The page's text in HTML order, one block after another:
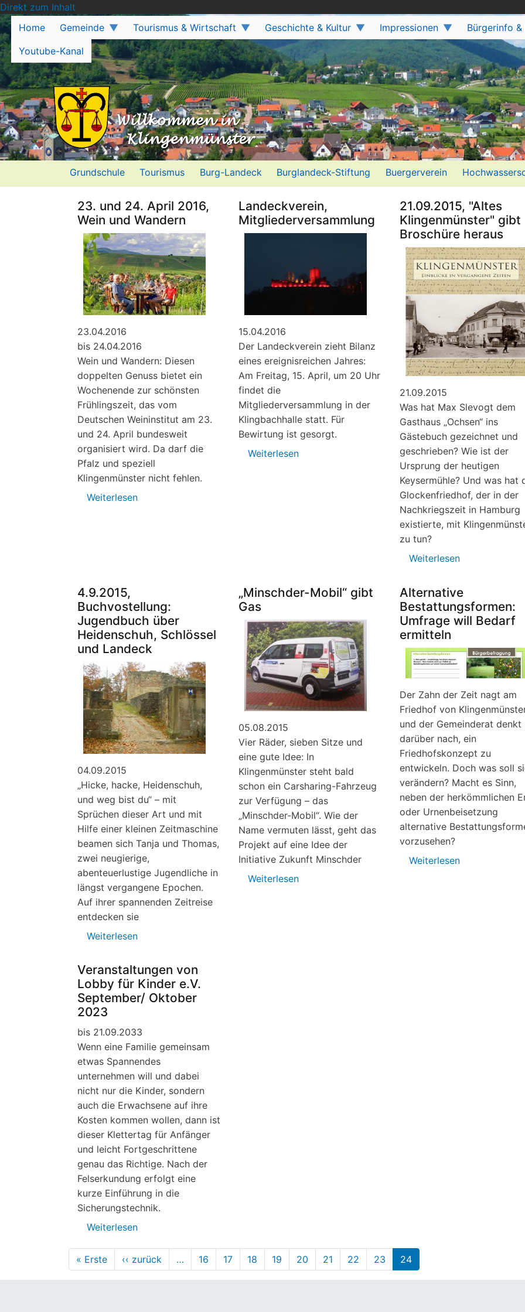
Direkt zum Inhalt
Home
Gemeinde Tourismus & Wirtschaft Geschichte & Kultur Impressionen Bürgerinfo &
Youtube-Kanal
Grundschule Tourismus Burg-Landeck Burglandeck-Stiftung Buergerverein
23. und 24. April 2016,
Wein und Wandern
23.04.2016
bis 24.04.2016
Wein und Wandern: Diesen
doppelten Genuss bietet ein
Wochenende zur schönsten
Frühlingszeit, das vom
Deutschen Weininstitut am 23.
und 24. April bundesweit
organisiert wird. Da darf die
Pfalz und speziell
Klingenmünster nicht fehlen.
Weiterlesen
und
Wandern
Landeckverein,
Mitgliederversammlung
15.04.2016
Der Landeckverein zieht Bilanz
eines ereignisreichen Jahres:
Am Freitag, 15. April, um 20 Uhr
findet die
Mitgliederversammlung in der
Klingbachhalle statt. Für
Bewirtung ist gesorgt.
Weiterlesenüber
Mitgliederversammlung
21.09.2015, "Altes
Klingenmünster" gibt
Broschüre heraus
21.09.2015
Was hat Max Slevogt dem
Gasthaus „Ochsen“ ins
Gästebuch gezeichnet und
geschrieben? Wie ist der
Ursprung der heutigen
Keysermühle? Und was hat
Glockenfriedhof, der in der
Nachkriegszeit in Hamburg
existierte, mit
zu tun?
Weiterlesenüber
"Altes
Klingenmünster"
gibt
heraus
4.9.2015,
Buchvostellung:
Jugendbuch über
Heidenschuh, Schlössel
und Landeck
04.09.2015
„Hicke, hacke, Heidenschuh,
und weg bist du“ – mit
Sprüchen dieser Art und mit
Hilfe einer kleinen Zeitmaschine
beamen sich Tanja und Thomas,
zwei neugierige,
abenteuerlustige Jugendliche in
längst vergangene Epochen.
Auf ihrer spannenden Zeitreise
entdecken sie
Weiterlesen
Buchvostellung:
Jugendbuch
über
und
Landeck
„Minschder-Mobil“ gibt
Gas
05.08.2015
Vier Räder, sieben Sitze und
eine gute Idee: In
Klingenmünster steht bald
schon ein Carsharing-Fahrzeug
zur Verfügung – das
„Minschder-Mobil“. Wie der
Name vermuten lässt, geht das
Projekt auf eine Idee der
Initiative Zukunft Minschder
Weiterlesenüber
Alternative
Bestattungsformen:
Umfrage will Bedarf
ermitteln
Der Zahn der Zeit nagt am
Friedhof von
und der Gemeinderat denkt
darüber nach, ein
Friedhofskonzept zu
entwickeln. Doch was soll
verändern? Macht es Sinn,
neben der herkömmlichen
oder Urnenbeisetzung
alternative
vorzusehen?
Weiterlesenüber
Veranstaltungen von
Lobby für Kinder e.V.
September/ Oktober
2023
bis 21.09.2033
Wenn eine Familie gemeinsam
etwas Spannendes
unternehmen will und dabei
nicht nur die Kinder, sondern
auch die Erwachsene auf ihre
Kosten kommen wollen, dann ist
dieser Klettertag für Anfänger
und leicht Fortgeschrittene
genau das Richtige. Nach der
Felserkundung erfolgt eine
kurze Einführung in die
Sicherungstechnik.
Weiterlesen
von
Lobby
Seitennummerierung
« Erste Erste
Seite
‹‹ zurück Vorherige
Seite
… 16 17 18 19 20 21 22 23 24